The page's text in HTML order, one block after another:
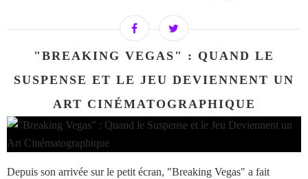
"BREAKING VEGAS" : QUAND LE
SUSPENSE ET LE JEU DEVIENNENT UN
ART CINÉMATOGRAPHIQUE
Depuis son arrivée sur le petit écran, "Breaking Vegas" a fait